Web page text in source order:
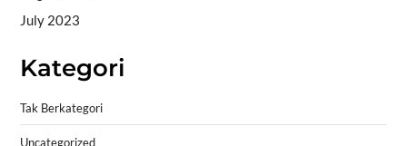
July 2023
Kategori
Tak Berkategori
Uncategorized